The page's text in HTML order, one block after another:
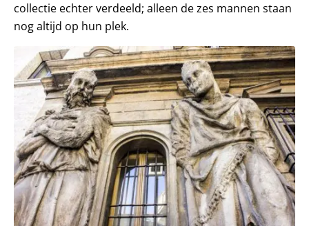
collectie echter verdeeld; alleen de zes mannen staan
nog altijd op hun plek.